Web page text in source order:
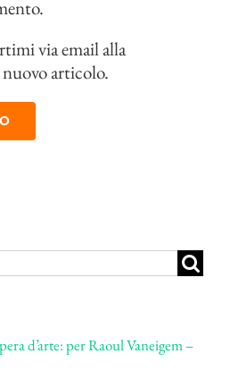
via email alla
articolo.
d’arte: per Raoul Vaneigem –